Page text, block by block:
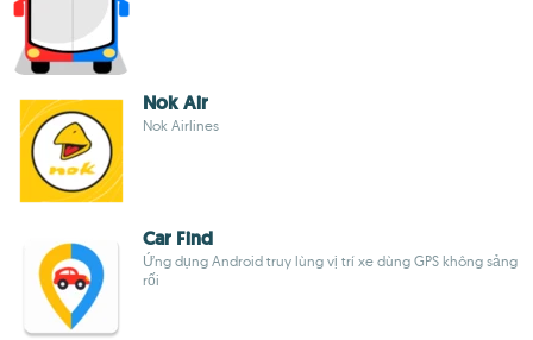
Nok Air
Nok Airlines
Car Find
Ứng dụng Android truy lùng vị trí xe dùng GPS không sảng
rối